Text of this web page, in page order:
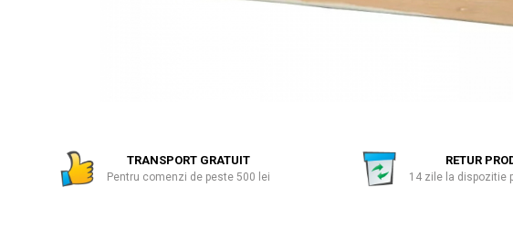
TRANSPORT GRATUIT
Pentru comenzi de peste 500 lei
RETUR
14 zile la dispozitie